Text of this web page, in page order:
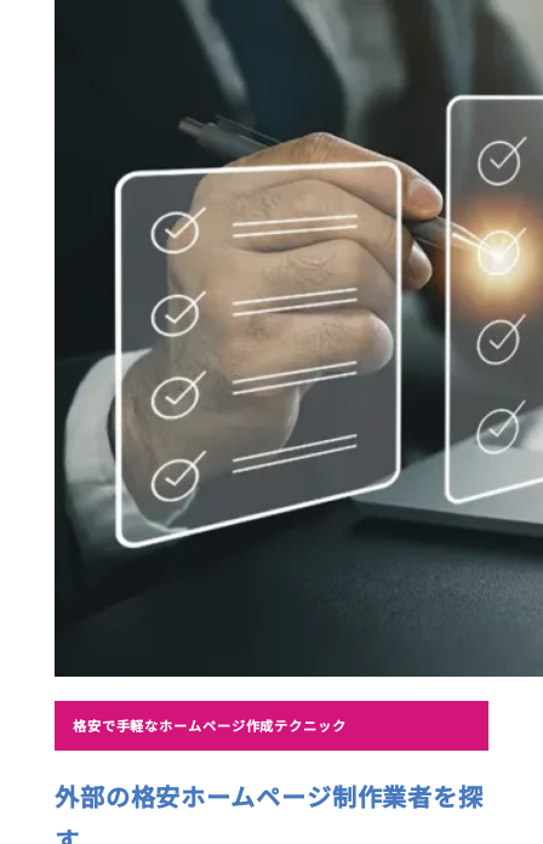
格安で手軽なホームページ作成テクニック
外部の格安ホームページ制作業者を探